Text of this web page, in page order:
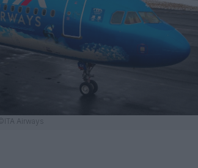
©ITA Airways